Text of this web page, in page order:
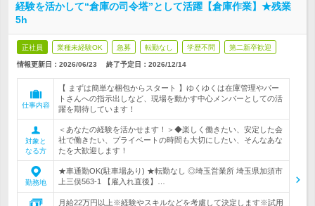
経験を活かして“倉庫の司令塔”として活躍【倉庫作業】★残業
5h
正社員 業種未経験OK 急募 転勤なし 学歴不問 第二新卒歓迎
情報更新日：2026/06/23 終了予定日： 2026/12/14
仕事内容
【 まずは簡単な梱包からスタート 】ゆくゆくは在庫管理やパー
トさんへの指示出しなど、現場を動かす中心メンバーとしての活
躍を期待しています！
対象と
なる方
＜あなたの経験を活かせます！＞◆楽しく働きたい、安定した会
社で働きたい、プライベートの時間も大切にしたい、そんなあな
たを大歓迎します！
勤務地
★車通勤OK(駐車場あり) ★転勤なし ◎埼玉営業所 埼玉県加須市
上三俣563-1 【雇入れ直後】…
月給22万円以上※経験やスキルなどを考慮して決定します※試用